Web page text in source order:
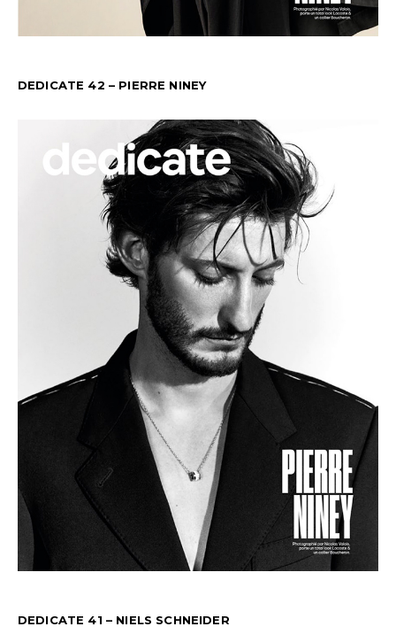
DEDICATE 42 – PIERRE NINEY
DEDICATE 41 – NIELS SCHNEIDER